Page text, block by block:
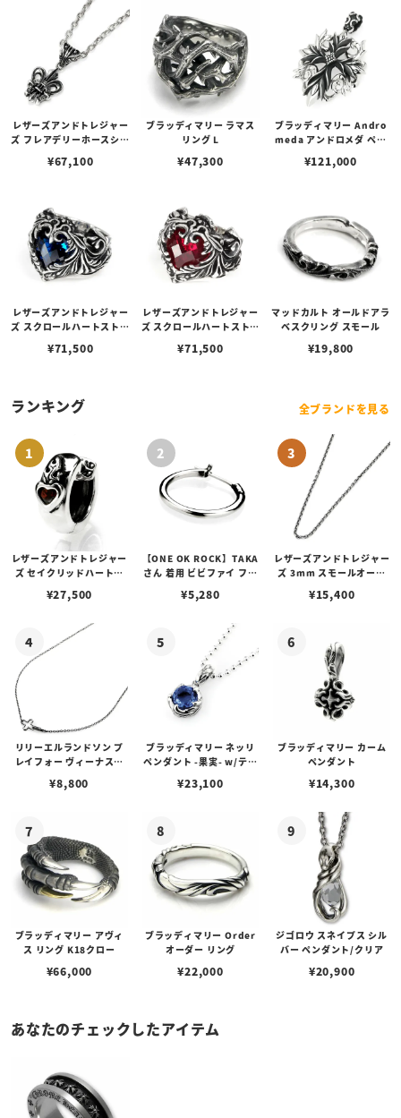
レザーズアンドトレジャー
ズ フレアデリーホースシュ
モンド（トップのみ）
¥67,100
ブラッディマリー ラマス
リング L
¥47,300
ブラッディマリー Andro
meda アンドロメダ ペン
¥121,000
レザーズアンドトレジャー
ズ スクロールハートストー
¥71,500
レザーズアンドトレジャー
ズ スクロールハートストー
¥71,500
マッドカルト オールドアラ
ベスクリング スモール
¥19,800
ランキング 全ブランドを見る
レザーズアンドトレジャー
ズ セイクリッドハートピ
¥27,500
【ONE OK ROCK】TAKA
さん 着用 ビビファイ フー
¥5,280
レザーズアンドトレジャー
ズ 3mm スモールオーバ
ブスタークラスプ＆LTロ
¥15,400
リリーエルランドソン プ
レイフォー ヴィーナスチ
¥8,800
ブラッディマリー ネッリ
ペンダント -果実- w/ティ
¥23,100
ブラッディマリー カーム
ペンダント
¥14,300
ブラッディマリー アヴィ
ス リング K18クロー
¥66,000
ブラッディマリー Order
オーダー リング
¥22,000
ジゴロウ スネイプス シル
バー ペンダント/クリア
¥20,900
あなたのチェックしたアイテム